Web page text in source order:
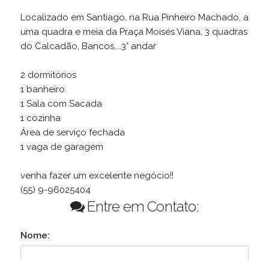
Localizado em Santiago, na Rua Pinheiro Machado, a
uma quadra e meia da Praça Moisés Viana, 3 quadras
do Calcadão, Bancos,...3° andar
2 dormitórios
1 banheiro
1 Sala com Sacada
1 cozinha
Área de serviço fechada
1 vaga de garagem
venha fazer um excelente negócio!!
(55) 9-96025404
Entre em Contato:
Nome: